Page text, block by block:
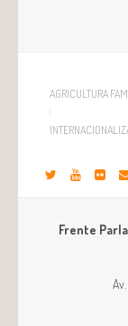
AGRICULTURA
Frente